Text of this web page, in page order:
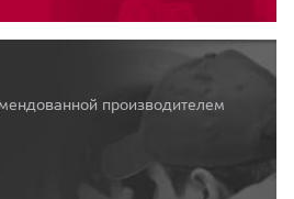
производителем